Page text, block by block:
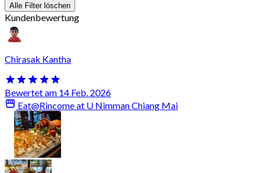
Alle Filter löschen
Kundenbewertung
Chirasak Kantha
Bewertet am 14 Feb. 2026
Eat@Rincome at U Nimman Chiang Mai